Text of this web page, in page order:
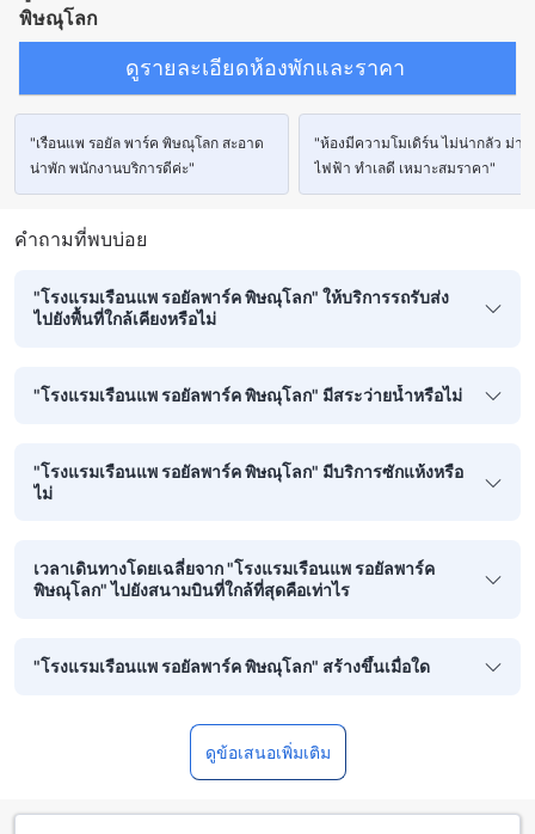
พิษณุโลก
ดูรายละเอียดห้องพักและราคา
"เรือนแพ รอยัล พาร์ค พิษณุโลก สะอาด
น่าพัก พนักงานบริการดีค่ะ"
"ห้องมีความโมเดิร์น ไม่น่ากลัว ม่าน
ไฟฟ้า ทำเลดี เหมาะสมราคา"
คำถามที่พบบ่อย
"โรงแรมเรือนแพ รอยัลพาร์ค พิษณุโลก" ให้บริการรถรับส่ง
ไปยังพื้นที่ใกล้เคียงหรือไม่
"โรงแรมเรือนแพ รอยัลพาร์ค พิษณุโลก" มีสระว่ายน้ำหรือไม่
"โรงแรมเรือนแพ รอยัลพาร์ค พิษณุโลก" มีบริการซักแห้งหรือ
ไม่
เวลาเดินทางโดยเฉลี่ยจาก "โรงแรมเรือนแพ รอยัลพาร์ค
พิษณุโลก" ไปยังสนามบินที่ใกล้ที่สุดคือเท่าไร
"โรงแรมเรือนแพ รอยัลพาร์ค พิษณุโลก" สร้างขึ้นเมื่อใด
ดูข้อเสนอเพิ่มเติม